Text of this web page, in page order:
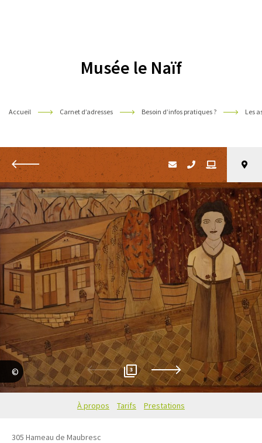
Musée le Naïf
Accueil Carnet d’adresses Besoin d’infos pratiques ? Les
Retour
Musée Le Naïf - Philippe Moulin/ Stéphane Fauroux/ Jean-Claude
3
À propos Tarifs Prestations
305 Hameau de Maubresc